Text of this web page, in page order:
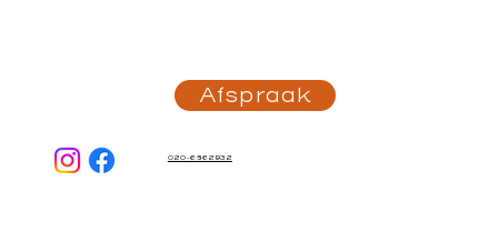
020-6862932
Afspraak